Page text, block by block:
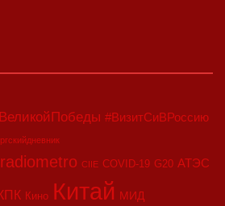
#ВизитСиВРоссию
CIIE COVID-19 G20 АТЭС
КПК Кино Китай МИД